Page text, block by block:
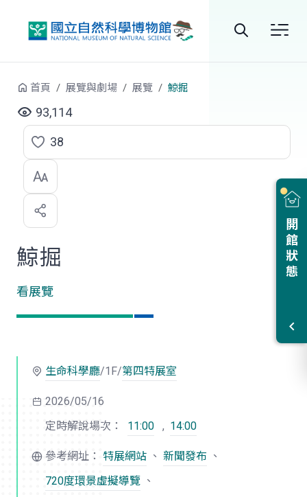
尋
開館狀態
首頁 展覽與劇場 展覽 鯨掘
93,114
點
選
喜
歡
38
鯨掘
看展覽
生命科學廳/1F/第四特展室
2026/05/16
定時解說場次：
11:00 , 14:00
參考網址： 特展網站 、 新聞發布 、
720度環景虛擬導覽 、